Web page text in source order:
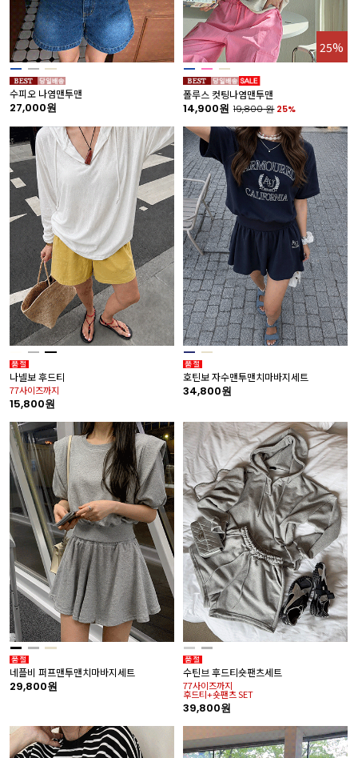
수피오 나염맨투맨
27,000원
25%
폴루스 컷팅나염맨투맨
14,900원 19,800원 25%
나넬보 후드티
77사이즈까지
15,800원
호틴보 자수맨투맨치마바지세트
34,800원
네플비 퍼프맨투맨치마바지세트
29,800원
수틴브 후드티숏팬츠세트
77사이즈까지
후드티+숏팬츠 SET
39,800원